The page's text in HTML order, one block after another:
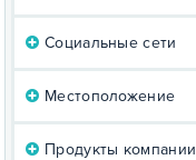
Социальные сети
Местоположение
Продукты компании